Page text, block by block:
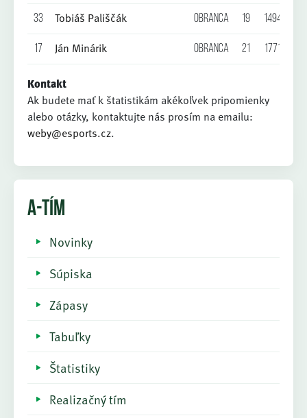
33 Tobiáš Pališčák Obranca 19 1494
17 Ján Minárik Obranca 21 1771
Kontakt
Ak budete mať k štatistikám akékoľvek pripomienky
alebo otázky, kontaktujte nás prosím na emailu:
weby@esports.cz.
A-TÍM
Novinky
Súpiska
Zápasy
Tabuľky
Štatistiky
Realizačný tím